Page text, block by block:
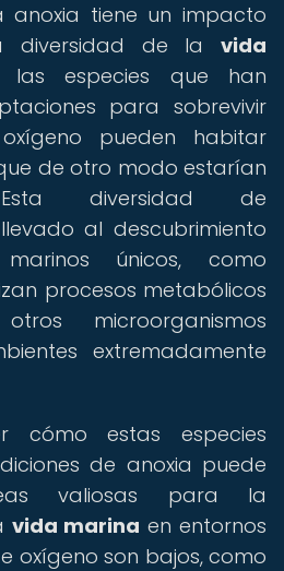
anoxia tiene un impacto
diversidad de la vida
especies que han
para sobrevivir
pueden habitar
de otro modo estarían
Esta diversidad de
al descubrimiento
únicos, como
procesos metabólicos
microorganismos
extremadamente
cómo estas especies
de anoxia puede
valiosas para la
vida marina en entornos
oxígeno son bajos, como